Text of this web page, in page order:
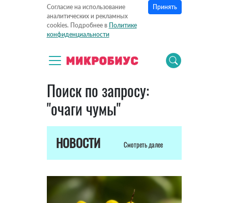
Согласие на использование
аналитических и рекламных
cookies. Подробнее в Политике
конфиденциальности
Принять
Поиск по запросу:
"очаги чумы"
НОВОСТИ Смотреть далее